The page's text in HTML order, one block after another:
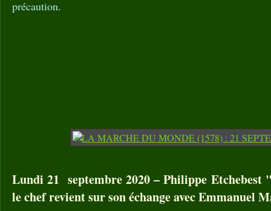
précaution.
Lundi 21 septembre 2020 – Philippe
le chef revient sur son échange avec Emmanuel